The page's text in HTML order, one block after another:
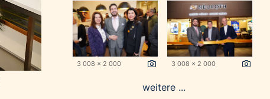
3 008 x 2 000 3 008 x 2 000
weitere ...